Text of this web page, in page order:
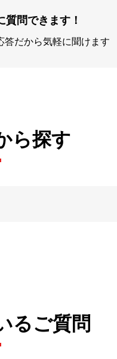
質問できます！
答だから気軽に聞けます
ら探す
るご質問